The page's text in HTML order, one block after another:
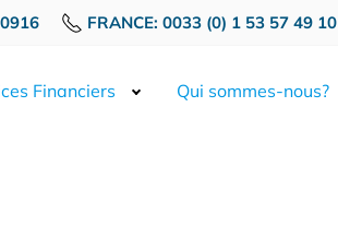
FRANCE: 0033 (0) 1 53 57 49 10
Financiers Qui sommes-nous?